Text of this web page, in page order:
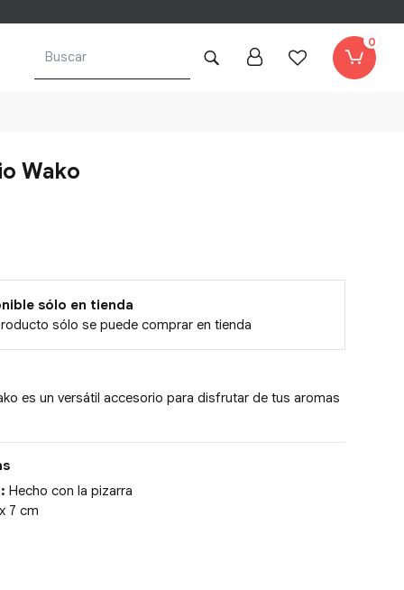
0
Wako
sólo en tienda
sólo se puede comprar en tienda
es un versátil accesorio para disfrutar de tus aromas
Hecho con la pizarra
7 cm